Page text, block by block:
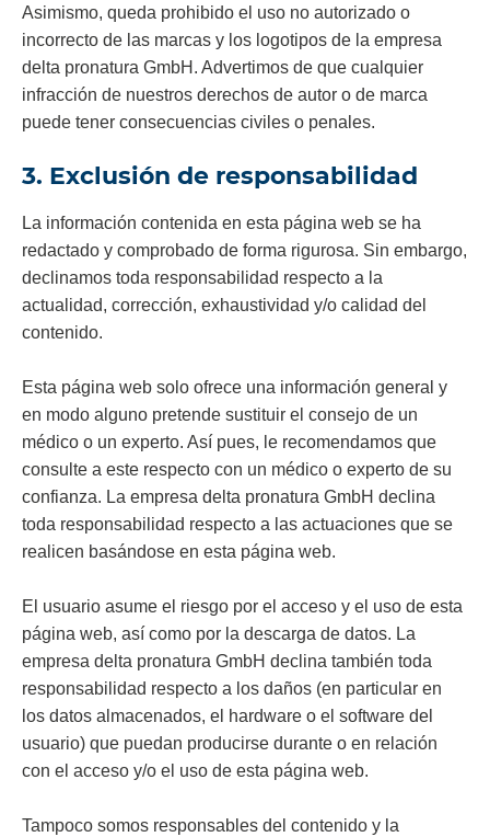
Asimismo, queda prohibido el uso no autorizado o
incorrecto de las marcas y los logotipos de la empresa
delta pronatura GmbH. Advertimos de que cualquier
infracción de nuestros derechos de autor o de marca
puede tener consecuencias civiles o penales.
3. Exclusión de responsabilidad
La información contenida en esta página web se ha
redactado y comprobado de forma rigurosa. Sin embargo,
declinamos toda responsabilidad respecto a la
actualidad, corrección, exhaustividad y/o calidad del
contenido.
Esta página web solo ofrece una información general y
en modo alguno pretende sustituir el consejo de un
médico o un experto. Así pues, le recomendamos que
consulte a este respecto con un médico o experto de su
confianza. La empresa delta pronatura GmbH declina
toda responsabilidad respecto a las actuaciones que se
realicen basándose en esta página web.
El usuario asume el riesgo por el acceso y el uso de esta
página web, así como por la descarga de datos. La
empresa delta pronatura GmbH declina también toda
responsabilidad respecto a los daños (en particular en
los datos almacenados, el hardware o el software del
usuario) que puedan producirse durante o en relación
con el acceso y/o el uso de esta página web.
Tampoco somos responsables del contenido y la